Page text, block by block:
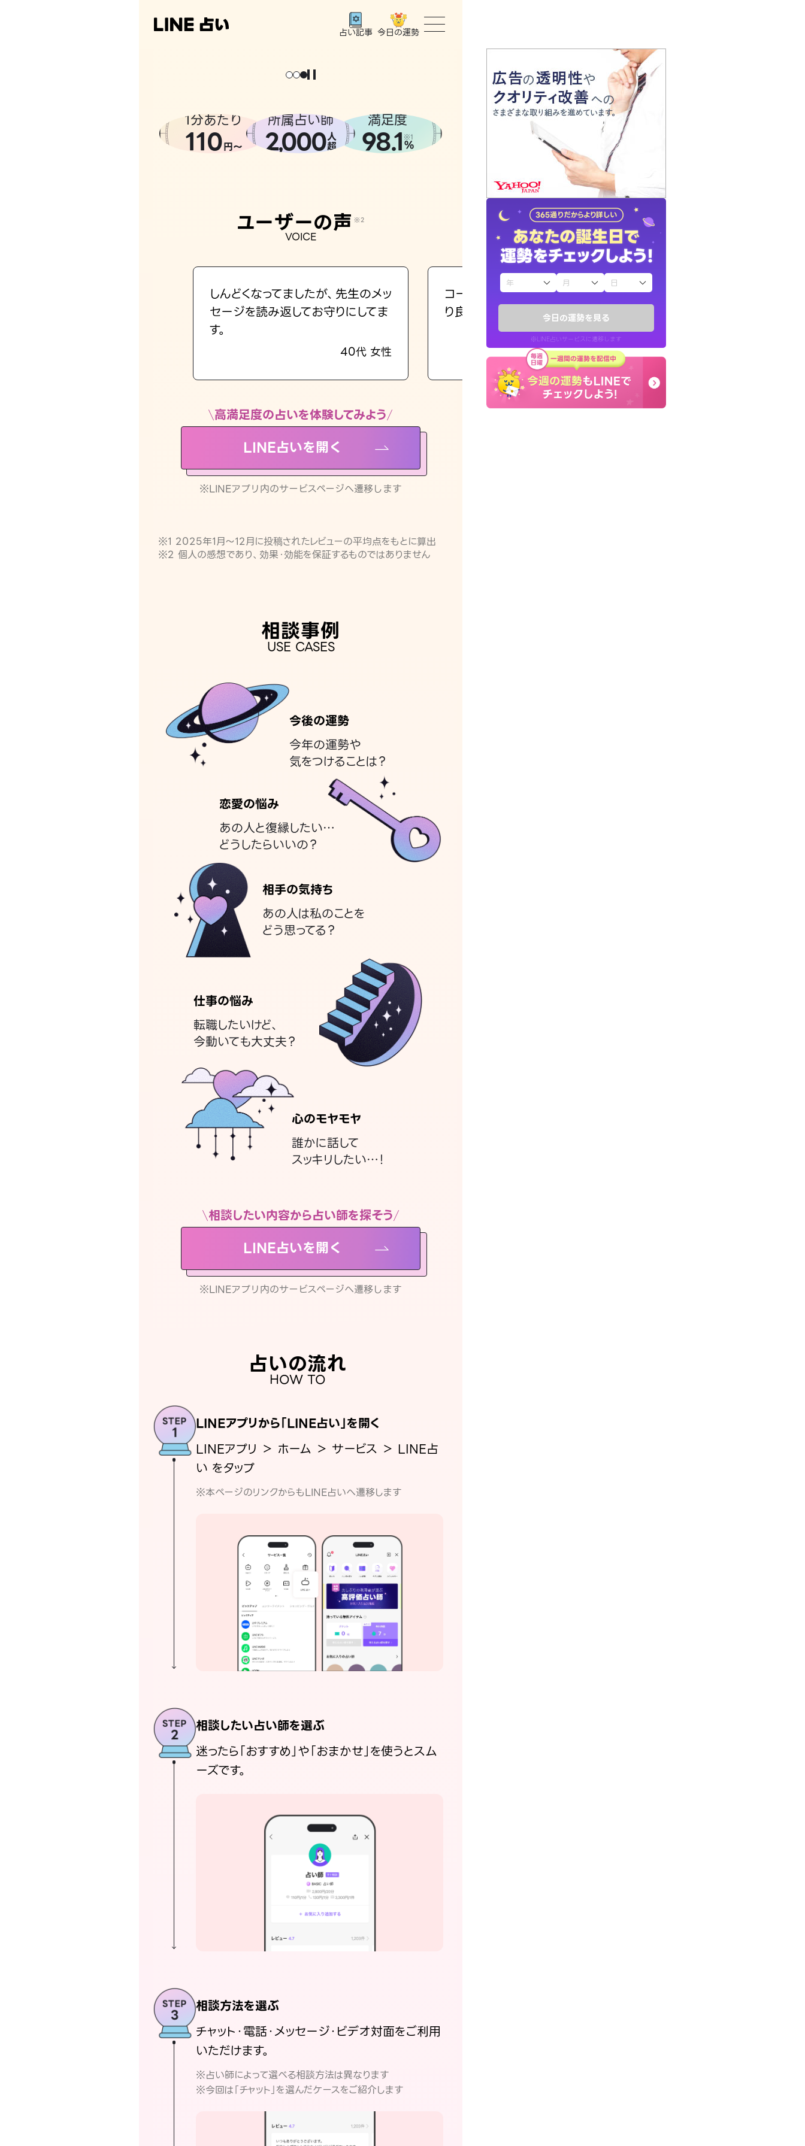
今日の運勢を見る
※LINE占いサービスに遷移します
占い記事 今日の運勢
トップ
ユーザーの声
占いの流れ
おすすめの占い師
よくある質問
えもじの子（占）12星座占い
お知らせ
1分あたり
110円〜
所属占い師
2,000人
超
満足度
98.1 ※1
%
ユーザーの声 ※2
VOICE
しんどくなってましたが、先生のメッ
セージを読み返してお守りにしてま
す。
40代 女性
コーチのように占い結果を通してよ
り良くなる指針を提示してくれます。
30代 男性
高満足度の占いを体験してみよう
LINE占いを開く
※LINEアプリ内のサービスページへ遷移します
※1 2025年1月〜12月に投稿されたレビューの平均点をもとに算出
※2 個人の感想であり、効果・効能を保証するものではありません
相談事例
USE CASES
今後の運勢
今年の運勢や
気をつけることは？
恋愛の悩み
あの人と復縁したい…
どうしたらいいの？
相手の気持ち
あの人は私のことを
どう思ってる？
仕事の悩み
転職したいけど、
今動いても大丈夫？
心のモヤモヤ
誰かに話して
スッキリしたい…！
相談したい内容から占い師を探そう
LINE占いを開く
※LINEアプリ内のサービスページへ遷移します
占いの流れ
HOW TO
LINEアプリから「LINE占い」を開く
LINEアプリ ＞ ホーム ＞ サービス ＞ LINE占
い をタップ
※本ページのリンクからもLINE占いへ遷移します
相談したい占い師を選ぶ
迷ったら「おすすめ」や「おまかせ」を使うとスム
ーズです。
相談方法を選ぶ
チャット・電話・メッセージ・ビデオ対面をご利用
いただけます。
※占い師によって選べる相談方法は異なります
※今回は「チャット」を選んだケースをご紹介します